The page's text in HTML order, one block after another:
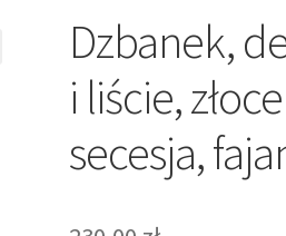
Dzbanek,
i liście,
secesja,